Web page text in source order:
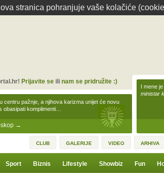
stranica pohranjuje vaše kolačiće
→
centru pažnje, a njihova karizma unijet će novu
obasipati komplimenti…
Prijavite seili nam se pridružite :)
I mene
ministar
CLUB GALERIJE VIDEO ARHIVA
Sport Biznis Lifestyle Showbiz Fun